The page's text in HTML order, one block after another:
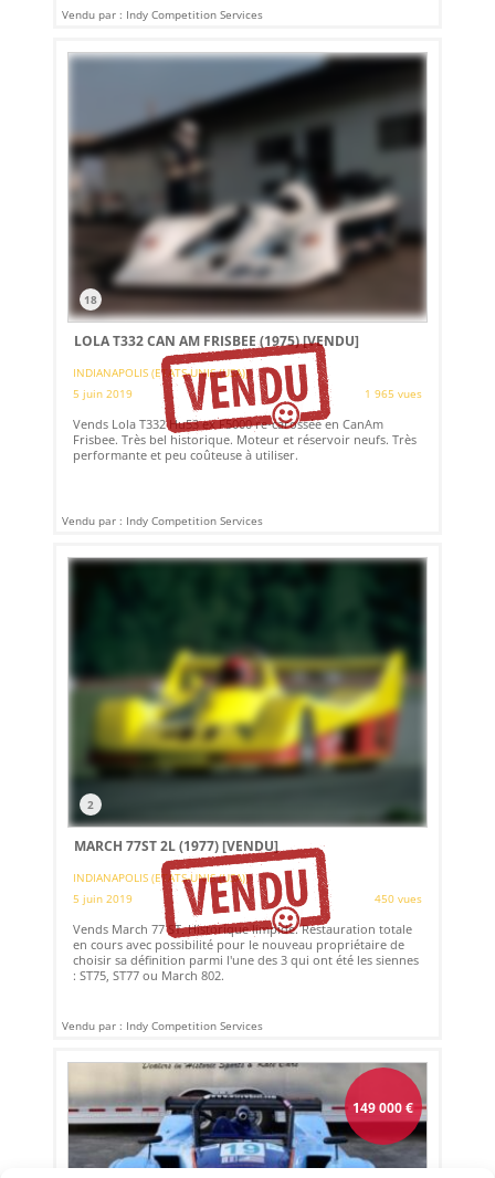
Vendu par : Indy Competition Services
18
LOLA T332 CAN AM FRISBEE (1975)[VENDU]
INDIANAPOLIS (ETATS-UNIS (USA))
5 juin 2019
1 965 vues
Vends Lola T332 Hu53 ex F5000 re-carossée en CanAm
Frisbee. Très bel historique. Moteur et réservoir neufs. Très
performante et peu coûteuse à utiliser.
Vendu par : Indy Competition Services
2
MARCH 77ST 2L (1977)[VENDU]
INDIANAPOLIS (ETATS-UNIS (USA))
5 juin 2019
450 vues
Vends March 77 ST. Historique limpide. Restauration totale
en cours avec possibilité pour le nouveau propriétaire de
choisir sa définition parmi l'une des 3 qui ont été les siennes
: ST75, ST77 ou March 802.
Vendu par : Indy Competition Services
149 000€